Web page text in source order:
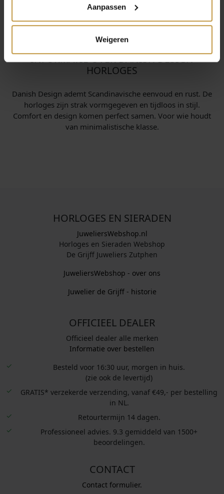
Aanpassen
Weigeren
INFORMATIE OVER DANISH DESIGN
HORLOGES
Danish Design ademt Scandinavische eenvoud en rust. De
horloges zijn strak vormgegeven en tijdloos in stijl.
Comfort en design komen perfect samen. Voor wie houdt
van minimalistische klasse.
HORLOGES EN SIERADEN
JuweliersWebshop.nl
Horloges en Sieraden Webshop
De Grijff Juweliers Zutphen
JuweliersWebshop - over ons
Juwelier de Grijff - historie
OFFICIEEL DEALER
Officieel dealer alle merken
Informatie over bestellen
Besteld voor 16:30 uur, morgen in huis.
(zie ook de levertijd)
GRATIS* verzekerde verzending, vanaf €49,- per bestelling
in NL.
Retourtermijn 14 dagen.
Professioneel advies. 9.3 gemiddeld van 1500+
beoordelingen.
CONTACT
Contact formulier.